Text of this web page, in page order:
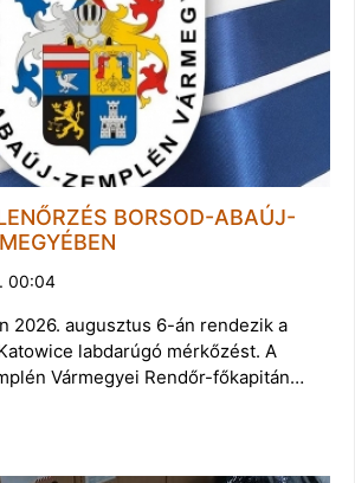
BORSOD-ABAÚJ-
00:04
2026. augusztus 6-án rendezik a
labdarúgó mérkőzést. A
Vármegyei Rendőr-főkapitán…